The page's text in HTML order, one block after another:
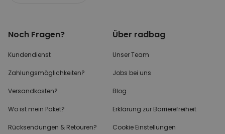
Noch Fragen?
Kundendienst
Zahlungsmöglichkeiten?
Versandkosten?
Wo ist mein Paket?
Rücksendungen & Retouren?
Über radbag
Unser Team
Jobs bei uns
Blog
Erklärung zur Barrierefreiheit
Cookie Einstellungen